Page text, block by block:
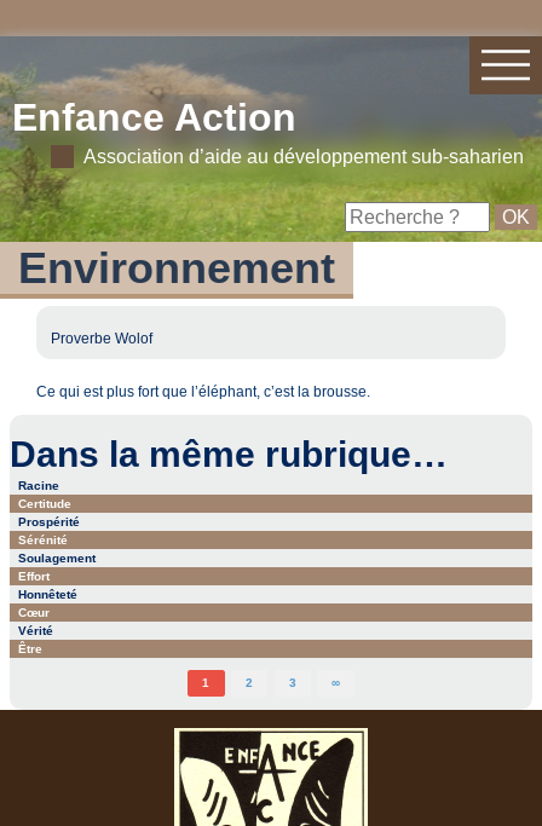
Enfance Action
Association d’aide au développement sub-saharien
Environnement
Proverbe Wolof
Ce qui est plus fort que l’éléphant, c’est la brousse.
Dans la même rubrique…
Racine
Certitude
Prospérité
Sérénité
Soulagement
Effort
Honnêteté
Cœur
Vérité
Être
1 2 3 ∞